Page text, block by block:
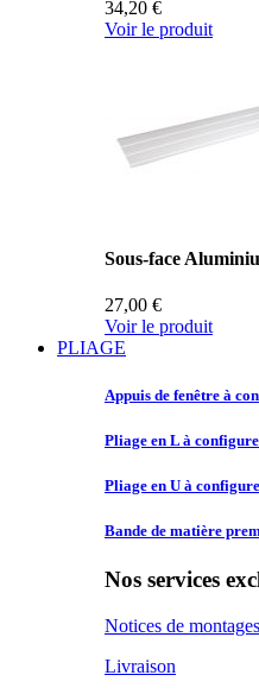
34,20 €
Voir le produit
Sous-face
27,00 €
Voir le produit
PLIAGE
Appuis de fenêtre à
Pliage en L à
Pliage en U à
Bande de matière
Nos services
Notices de montages
Livraison